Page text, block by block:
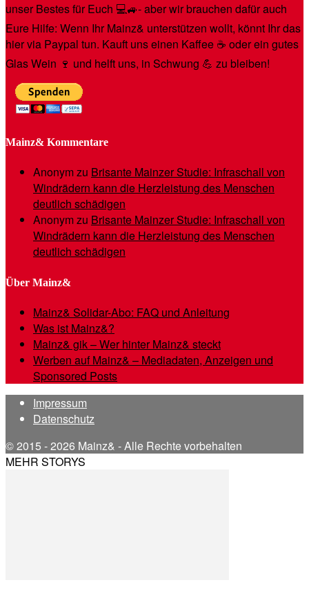
unser Bestes für Euch 💻🚙- aber wir brauchen dafür auch
Eure Hilfe: Wenn Ihr Mainz& unterstützen wollt, könnt Ihr das
hier via Paypal tun. Kauft uns einen Kaffee ☕️ oder ein gutes
Glas Wein 🍷 und helft uns, in Schwung 💪 zu bleiben!
Mainz& Kommentare
Anonymzu Brisante Mainzer Studie: Infraschall von
Windrädern kann die Herzleistung des Menschen
deutlich schädigen
Anonymzu Brisante Mainzer Studie: Infraschall von
Windrädern kann die Herzleistung des Menschen
deutlich schädigen
Über Mainz&
Mainz& Solidar-Abo: FAQ und Anleitung
Was ist Mainz&?
Mainz& gik – Wer hinter Mainz& steckt
Werben auf Mainz& – Mediadaten, Anzeigen und
Sponsored Posts
Impressum
Datenschutz
© 2015 - 2026 Mainz& - Alle Rechte vorbehalten
MEHR STORYS